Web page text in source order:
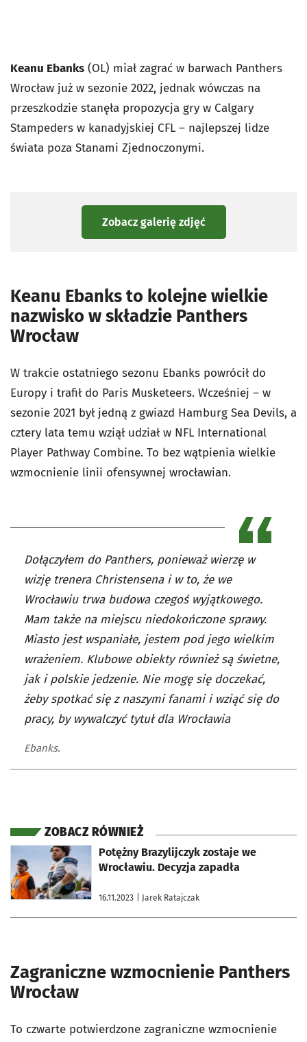
Keanu Ebanks (OL) miał zagrać w barwach Panthers
Wrocław już w sezonie 2022, jednak wówczas na
przeszkodzie stanęła propozycja gry w Calgary
Stampeders w kanadyjskiej CFL – najlepszej lidze
świata poza Stanami Zjednoczonymi.
Zobacz galerię zdjęć
Keanu Ebanks to kolejne wielkie
nazwisko w składzie Panthers
Wrocław
W trakcie ostatniego sezonu Ebanks powrócił do
Europy i trafił do Paris Musketeers. Wcześniej – w
sezonie 2021 był jedną z gwiazd Hamburg Sea Devils, a
cztery lata temu wziął udział w NFL International
Player Pathway Combine. To bez wątpienia wielkie
wzmocnienie linii ofensywnej wrocławian.
Dołączyłem do Panthers, ponieważ wierzę w
wizję trenera Christensena i w to, że we
Wrocławiu trwa budowa czegoś wyjątkowego.
Mam także na miejscu niedokończone sprawy.
Miasto jest wspaniałe, jestem pod jego wielkim
wrażeniem. Klubowe obiekty również są świetne,
jak i polskie jedzenie. Nie mogę się doczekać,
żeby spotkać się z naszymi fanami i wziąć się do
pracy, by wywalczyć tytuł dla Wrocławia
Ebanks.
ZOBACZ RÓWNIEŻ
Potężny Brazylijczyk zostaje we
Wrocławiu. Decyzja zapadła
16.11.2023 | Jarek Ratajczak
otworzy się w nowej karcie
Zagraniczne wzmocnienie Panthers
Wrocław
To czwarte potwierdzone zagraniczne wzmocnienie